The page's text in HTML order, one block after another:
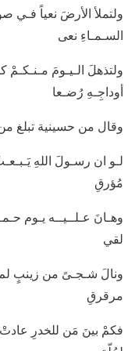
ولتملأ الأرضَ نعياً
السـمـاءِ نعى
ولتذهلَ الـيـومَ
أوداجِـهِ رُضـعا
وقال من حسينية تبلغ من
لـو ان رسـولَ اللهِ
مُؤرقِ
وهـانَ عـلــيــه يـوم
لقي
ونالَ شـجـىً من زينبٍ
مرقرقِ
فكمْ بينَ مَن للخدرِ